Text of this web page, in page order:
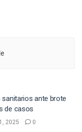
ante brote
de casos
2025 0